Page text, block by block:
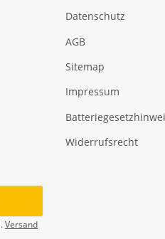
Datenschutz
AGB
Sitemap
Impressum
Widerrufsrecht
Versand